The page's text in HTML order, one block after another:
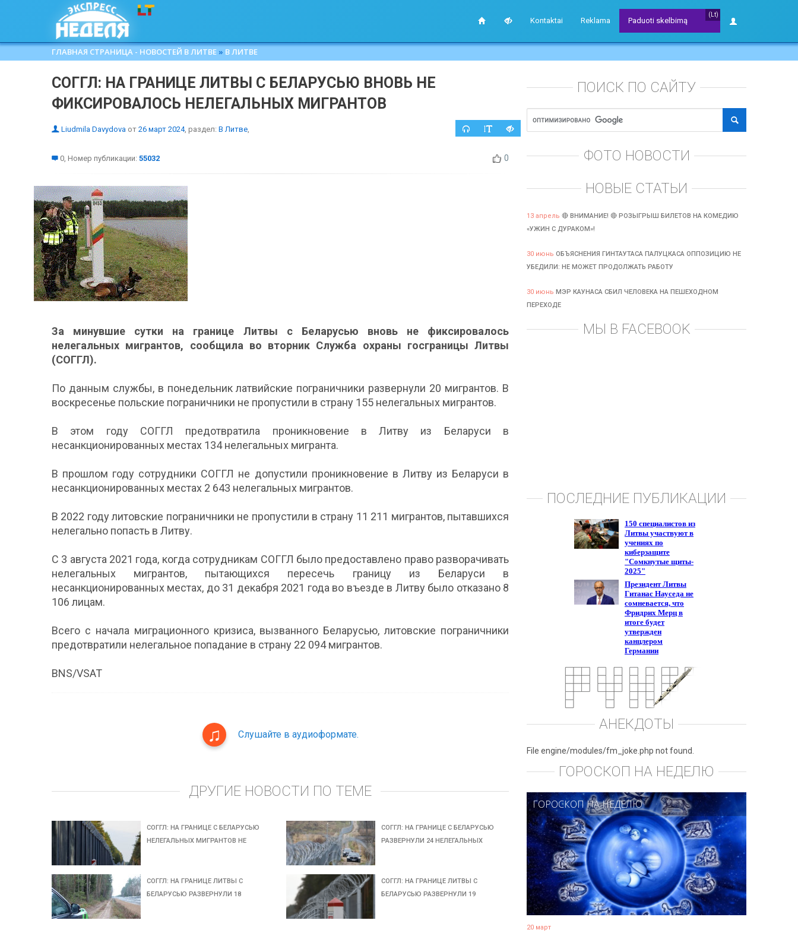
Kontaktai Reklama
(Lt)
Paduoti skelbimą
ГЛАВНАЯ СТРАНИЦА - НОВОСТЕЙ В ЛИТВЕ » В ЛИТВЕ
СОГГЛ: НА ГРАНИЦЕ ЛИТВЫ С БЕЛАРУСЬЮ ВНОВЬ НЕ
ФИКСИРОВАЛОСЬ НЕЛЕГАЛЬНЫХ МИГРАНТОВ
Liudmila Davydova от 26 март 2024, раздел: В Литве,
0, Номер публикации: 55032 0
За минувшие сутки на границе Литвы с Беларусью вновь не фиксировалось
нелегальных мигрантов, сообщила во вторник Служба охраны госграницы Литвы
(СОГГЛ).
По данным службы, в понедельник латвийские пограничники развернули 20 мигрантов. В
воскресенье польские пограничники не пропустили в страну 155 нелегальных мигрантов.
В этом году СОГГЛ предотвратила проникновение в Литву из Беларуси в
несанкционированных местах 134 нелегальных мигранта.
В прошлом году сотрудники СОГГЛ не допустили проникновение в Литву из Беларуси в
несанкционированных местах 2 643 нелегальных мигрантов.
В 2022 году литовские пограничники не пропустили в страну 11 211 мигрантов, пытавшихся
нелегально попасть в Литву.
С 3 августа 2021 года, когда сотрудникам СОГГЛ было предоставлено право разворачивать
нелегальных мигрантов, пытающихся пересечь границу из Беларуси в
несанкционированных местах, до 31 декабря 2021 года во въезде в Литву было отказано 8
106 лицам.
Всего с начала миграционного кризиса, вызванного Беларусью, литовские пограничники
предотвратили нелегальное попадание в страну 22 094 мигрантов.
BNS/VSAT
Слушайте в аудиоформате.
ДРУГИЕ НОВОСТИ ПО ТЕМЕ
СОГГЛ: НА ГРАНИЦЕ С БЕЛАРУСЬЮ
НЕЛЕГАЛЬНЫХ МИГРАНТОВ НЕ
СОГГЛ: НА ГРАНИЦЕ С БЕЛАРУСЬЮ
РАЗВЕРНУЛИ 24 НЕЛЕГАЛЬНЫХ
СОГГЛ: НА ГРАНИЦЕ ЛИТВЫ С
БЕЛАРУСЬЮ РАЗВЕРНУЛИ 18
СОГГЛ: НА ГРАНИЦЕ ЛИТВЫ С
БЕЛАРУСЬЮ РАЗВЕРНУЛИ 19
ПОИСК ПО САЙТУ
ФОТО НОВОСТИ
НОВЫЕ СТАТЬИ
13 апрель 🔴 ВНИМАНИЕ! 🔴 РОЗЫГРЫШ БИЛЕТОВ НА КОМЕДИЮ
«УЖИН С ДУРАКОМ»!
30 июнь ОБЪЯСНЕНИЯ ГИНТАУТАСА ПАЛУЦКАСА ОППОЗИЦИЮ НЕ
УБЕДИЛИ: НЕ МОЖЕТ ПРОДОЛЖАТЬ РАБОТУ
30 июнь МЭР КАУНАСА СБИЛ ЧЕЛОВЕКА НА ПЕШЕХОДНОМ
ПЕРЕХОДЕ
МЫ В FACEBOOK
ПОСЛЕДНИЕ ПУБЛИКАЦИИ
АНЕКДОТЫ
File engine/modules/fm_joke.php not found.
ГОРОСКОП НА НЕДЕЛЮ
ГОРОСКОП НА НЕДЕЛЮ
20 март